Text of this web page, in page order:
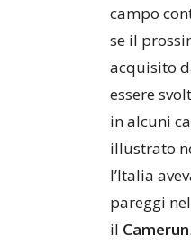
campo
se il
acquisito
essere
in alcuni
illustrato
l’Italia
pareggi
il Camerun